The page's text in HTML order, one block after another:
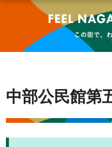
この街で、わ
中部公民館第